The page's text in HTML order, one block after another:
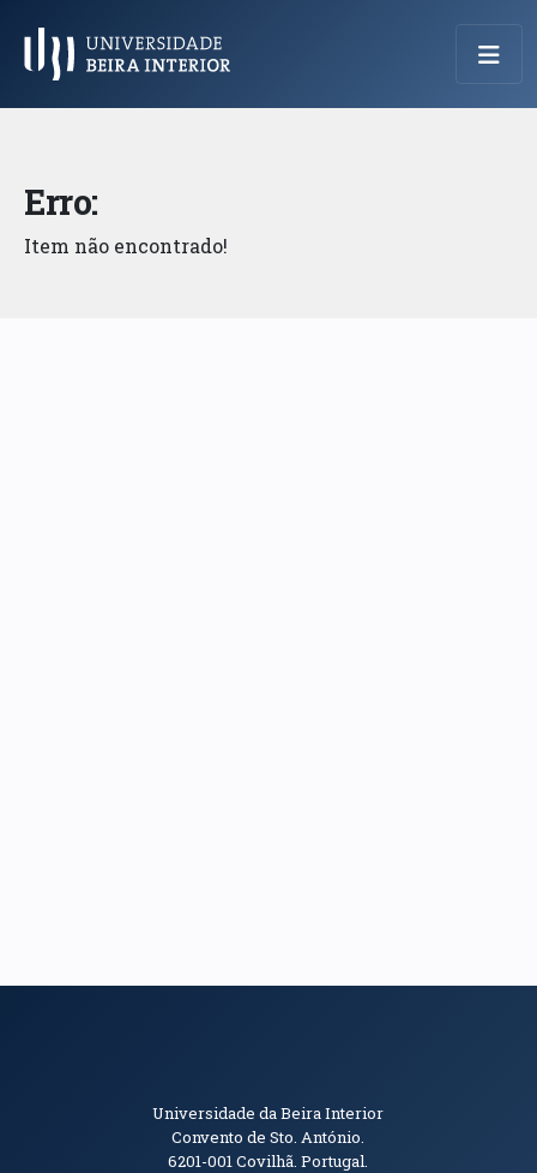
Menu Principal
Erro:
Item não encontrado!
Informações de Contacto
Universidade da Beira Interior
Convento de Sto. António.
6201-001Covilhã. Portugal.